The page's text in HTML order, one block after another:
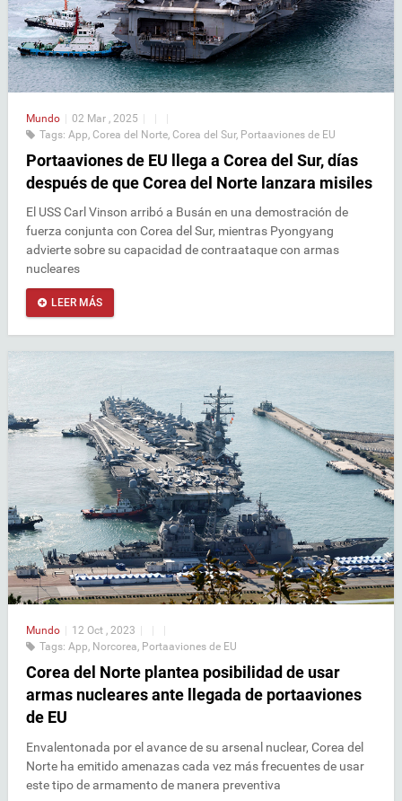
Mundo | 02 Mar , 2025 | |
|
Tags: App Corea del Norte Corea del Sur, Portaaviones de EU
Portaaviones de EU llega a Corea del Sur, días
después de que Corea del Norte lanzara misiles
El USS Carl Vinson arribó a Busán en una demostración de
fuerza conjunta con Corea del Sur, mientras Pyongyang
advierte sobre su capacidad de contraataque con armas
nucleares
LEER MÁS
Mundo 12 Oct , 2023
Tags: App, Norcorea, Portaaviones de EU
Corea del Norte plantea posibilidad de usar
armas nucleares ante llegada de portaaviones
de EU
Envalentonada por el avance de su arsenal nuclear, Corea del
Norte ha emitido amenazas cada vez más frecuentes de usar
este tipo de armamento de manera preventiva